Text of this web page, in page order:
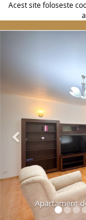
Apartament
Acest site foloseste